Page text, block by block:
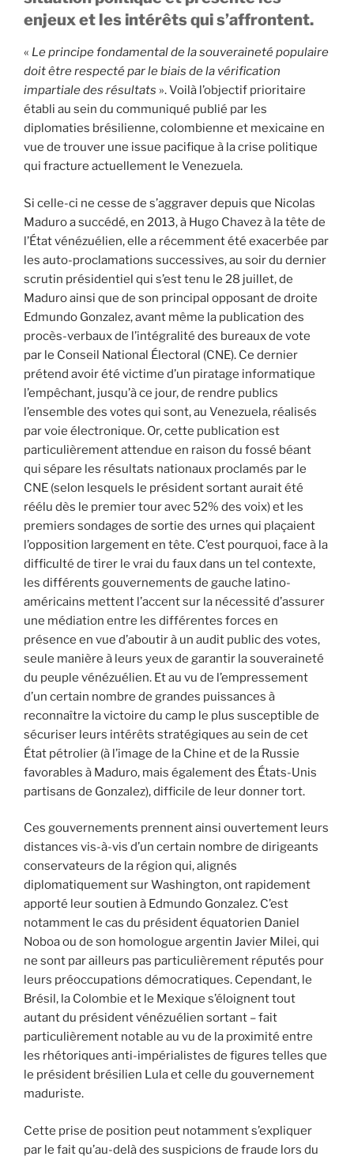
enjeux et les intérêts qui s’affrontent.
« Le principe fondamental de la souveraineté populaire
doit être respecté par le biais de la vérification
impartiale des résultats ». Voilà l’objectif prioritaire
établi au sein du communiqué publié par les
diplomaties brésilienne, colombienne et mexicaine en
vue de trouver une issue pacifique à la crise politique
qui fracture actuellement le Venezuela.
Si celle-ci ne cesse de s’aggraver depuis que Nicolas
Maduro a succédé, en 2013, à Hugo Chavez à la tête de
l’État vénézuélien, elle a récemment été exacerbée par
les auto-proclamations successives, au soir du dernier
scrutin présidentiel qui s’est tenu le 28 juillet, de
Maduro ainsi que de son principal opposant de droite
Edmundo Gonzalez, avant même la publication des
procès-verbaux de l’intégralité des bureaux de vote
par le Conseil National Électoral (CNE). Ce dernier
prétend avoir été victime d’un piratage informatique
l’empêchant, jusqu’à ce jour, de rendre publics
l’ensemble des votes qui sont, au Venezuela, réalisés
par voie électronique. Or, cette publication est
particulièrement attendue en raison du fossé béant
qui sépare les résultats nationaux proclamés par le
CNE (selon lesquels le président sortant aurait été
réélu dès le premier tour avec 52% des voix) et les
premiers sondages de sortie des urnes qui plaçaient
l’opposition largement en tête. C’est pourquoi, face à la
difficulté de tirer le vrai du faux dans un tel contexte,
les différents gouvernements de gauche latino-
américains mettent l’accent sur la nécessité d’assurer
une médiation entre les différentes forces en
présence en vue d’aboutir à un audit public des votes,
seule manière à leurs yeux de garantir la souveraineté
du peuple vénézuélien. Et au vu de l’empressement
d’un certain nombre de grandes puissances à
reconnaître la victoire du camp le plus susceptible de
sécuriser leurs intérêts stratégiques au sein de cet
État pétrolier (à l’image de la Chine et de la Russie
favorables à Maduro, mais également des États-Unis
partisans de Gonzalez), difficile de leur donner tort.
Ces gouvernements prennent ainsi ouvertement leurs
distances vis-à-vis d’un certain nombre de dirigeants
conservateurs de la région qui, alignés
diplomatiquement sur Washington, ont rapidement
apporté leur soutien à Edmundo Gonzalez. C’est
notamment le cas du président équatorien Daniel
Noboa ou de son homologue argentin Javier Milei, qui
ne sont par ailleurs pas particulièrement réputés pour
leurs préoccupations démocratiques. Cependant, le
Brésil, la Colombie et le Mexique s’éloignent tout
autant du président vénézuélien sortant – fait
particulièrement notable au vu de la proximité entre
les rhétoriques anti-impérialistes de figures telles que
le président brésilien Lula et celle du gouvernement
maduriste.
Cette prise de position peut notamment s’expliquer
par le fait qu’au-delà des suspicions de fraude lors du